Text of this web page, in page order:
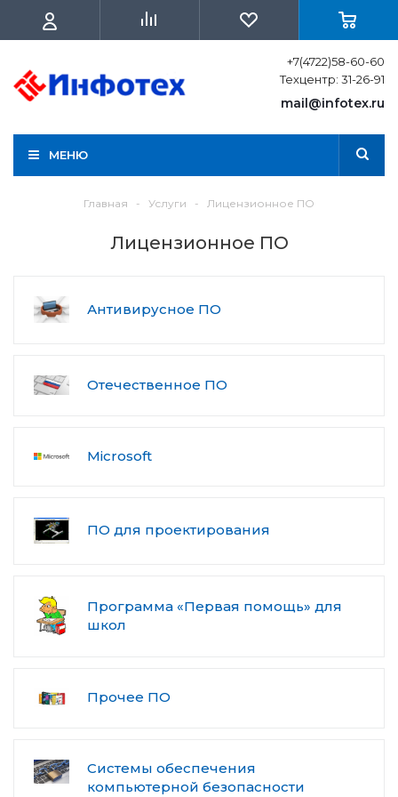
+7(4722)58-60-60
Техцентр: 31-26-91
mail@infotex.ru
МЕНЮ
Главная - Услуги - Лицензионное ПО
Лицензионное ПО
Антивирусное ПО
Отечественное ПО
Microsoft
ПО для проектирования
Программа «Первая помощь» для
школ
Прочее ПО
Системы обеспечения
компьютерной безопасности